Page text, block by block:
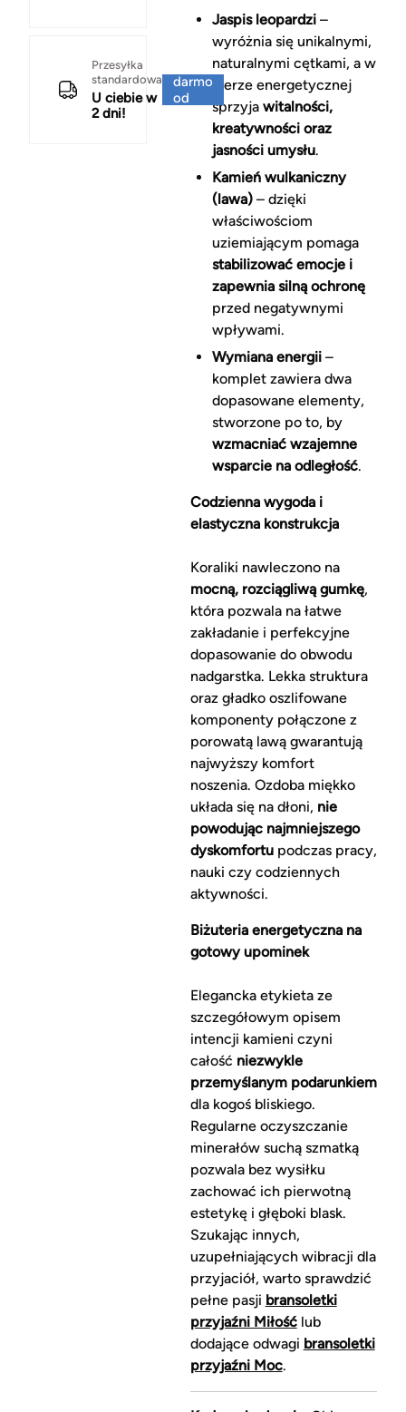
Przesyłka
standardowa
U ciebie w
2 dni!
darmo
od
Jaspis leopardzi–
wyróżnia się unikalnymi,
naturalnymi cętkami, a w
sferze energetycznej
sprzyja witalności,
kreatywności oraz
jasności umysłu.
Kamień wulkaniczny
(lawa)– dzięki
właściwościom
uziemiającym pomaga
stabilizować emocje i
zapewnia silną ochronę
przed negatywnymi
wpływami.
Wymiana energii–
komplet zawiera dwa
dopasowane elementy,
stworzone po to, by
wzmacniać wzajemne
wsparcie na odległość.
Codzienna wygoda i
elastyczna konstrukcja
Koraliki nawleczono na
mocną, rozciągliwą gumkę,
która pozwala na łatwe
zakładanie i perfekcyjne
dopasowanie do obwodu
nadgarstka. Lekka struktura
oraz gładko oszlifowane
komponenty połączone z
porowatą lawą gwarantują
najwyższy komfort
noszenia. Ozdoba miękko
układa się na dłoni, nie
powodując najmniejszego
dyskomfortupodczas pracy,
nauki czy codziennych
aktywności.
Biżuteria energetyczna na
gotowy upominek
Elegancka etykieta ze
szczegółowym opisem
intencji kamieni czyni
całość niezwykle
przemyślanym podarunkiem
dla kogoś bliskiego.
Regularne oczyszczanie
minerałów suchą szmatką
pozwala bez wysiłku
zachować ich pierwotną
estetykę i głęboki blask.
Szukając innych,
uzupełniających wibracji dla
przyjaciół, warto sprawdzić
pełne pasji bransoletki
przyjaźni Miłośćlub
dodające odwagi bransoletki
przyjaźni Moc.